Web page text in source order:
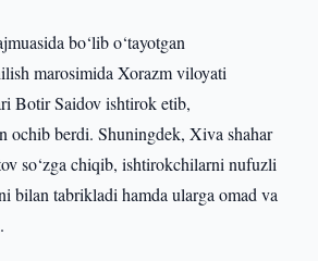
bo‘lib o‘tayotgan
marosimida Xorazm viloyati
Botir Saidov ishtirok etib,
ochib berdi. Shuningdek, Xiva shahar
so‘zga chiqib, ishtirokchilarni nufuzli
bilan tabrikladi hamda ularga omad va